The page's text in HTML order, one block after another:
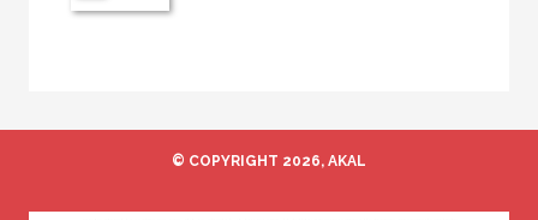
Escritora
© COPYRIGHT 2026, AKAL